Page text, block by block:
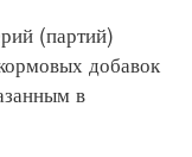
(партий)
добавок
в